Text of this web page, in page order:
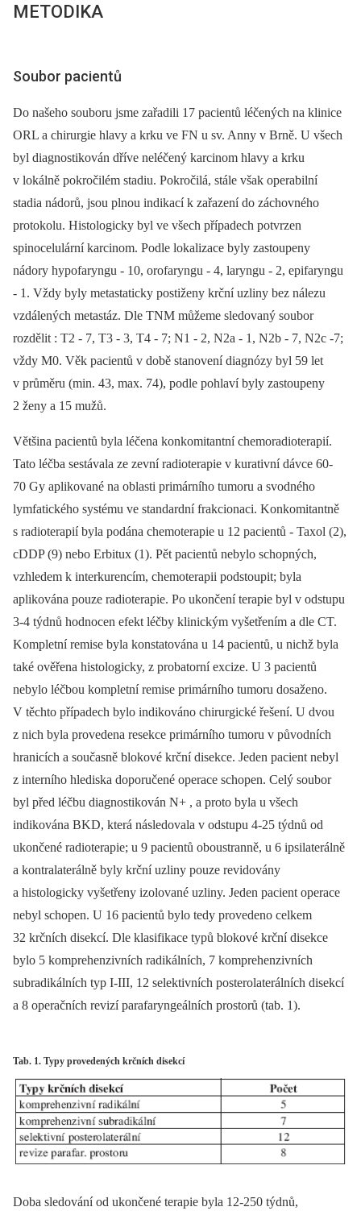
METODIKA
Soubor pacientů
Do našeho souboru jsme zařadili 17 pacientů léčených na klinice
ORL a chirurgie hlavy a krku ve FN u sv. Anny v Brně. U všech
byl diagnostikován dříve neléčený karcinom hlavy a krku
v lokálně pokročilém stadiu. Pokročilá, stále však operabilní
stadia nádorů, jsou plnou indikací k zařazení do záchovného
protokolu. Histologicky byl ve všech případech potvrzen
spinocelulární karcinom. Podle lokalizace byly zastoupeny
nádory hypofaryngu -⁠ 10, orofaryngu -⁠ 4, laryngu -⁠ 2, epifaryngu
-⁠ 1. Vždy byly metastaticky postiženy krční uzliny bez nálezu
vzdálených metastáz. Dle TNM můžeme sledovaný soubor
rozdělit : T2 -⁠ 7, T3 -⁠ 3, T4 -⁠ 7; N1 -⁠ 2, N2a -⁠ 1, N2b -⁠ 7, N2c -7;
vždy M0. Věk pacientů v době stanovení diagnózy byl 59 let
v průměru (min. 43, max. 74), podle pohlaví byly zastoupeny
2 ženy a 15 mužů.
Většina pacientů byla léčena konkomitantní chemoradioterapií.
Tato léčba sestávala ze zevní radioterapie v kurativní dávce 60-
70 Gy aplikované na oblasti primárního tumoru a svodného
lymfatického systému ve standardní frakcionaci. Konkomitantně
s radioterapií byla podána chemoterapie u 12 pacientů -⁠ Taxol (2),
cDDP (9) nebo Erbitux (1). Pět pacientů nebylo schopných,
vzhledem k interkurencím, chemoterapii podstoupit; byla
aplikována pouze radioterapie. Po ukončení terapie byl v odstupu
3-4 týdnů hodnocen efekt léčby klinickým vyšetřením a dle CT.
Kompletní remise byla konstatována u 14 pacientů, u nichž byla
také ověřena histologicky, z probatorní excize. U 3 pacientů
nebylo léčbou kompletní remise primárního tumoru dosaženo.
V těchto případech bylo indikováno chirurgické řešení. U dvou
z nich byla provedena resekce primárního tumoru v původních
hranicích a současně blokové krční disekce. Jeden pacient nebyl
z interního hlediska doporučené operace schopen. Celý soubor
byl před léčbu diagnostikován N+ , a proto byla u všech
indikována BKD, která následovala v odstupu 4-25 týdnů od
ukončené radioterapie; u 9 pacientů oboustranně, u 6 ipsilaterálně
a kontralaterálně byly krční uzliny pouze revidovány
a histologicky vyšetřeny izolované uzliny. Jeden pacient operace
nebyl schopen. U 16 pacientů bylo tedy provedeno celkem
32 krčních disekcí. Dle klasifikace typů blokové krční disekce
bylo 5 komprehenzivních radikálních, 7 komprehenzivních
subradikálních typ I-III, 12 selektivních posterolaterálních disekcí
a 8 operačních revizí parafaryngeálních prostorů (tab. 1).
Tab. 1. Typy provedených krčních disekcí
Doba sledování od ukončené terapie byla 12-250 týdnů,